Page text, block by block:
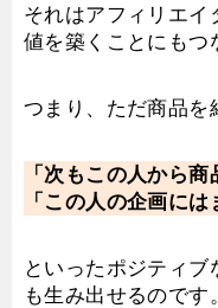
それはアフィリエイ
値を築くことにもつ
つまり、ただ商品を
「次もこの人から商
「この人の企画には
といったポジティ
も生み出せるのです。